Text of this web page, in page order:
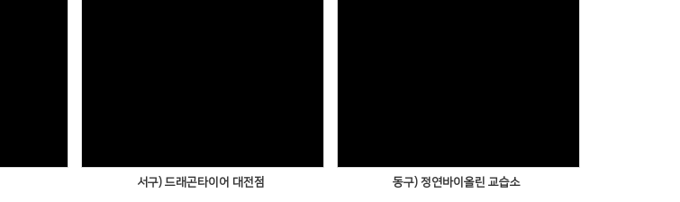
서구) 드래곤타이어 대전점 동구) 정연바이올린 교습소